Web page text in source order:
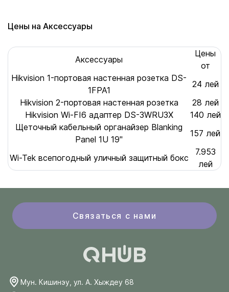
Цены на Аксессуары
Аксессуары
Цены
от
Hikvision 1-портовая настенная розетка DS-
1FPA1
24 лей
Hikvision 2-портовая настенная розетка
28 лей
Hikvision Wi-FI6 адаптер DS-3WRU3X
140 лей
Щеточный кабельный органайзер Blanking
Panel 1U 19"
157 лей
Wi-Tek всепогодный уличный защитный бокс
7.953
лей
Связаться с нами
Мун. Кишинэу, ул. А. Хыждеу 68